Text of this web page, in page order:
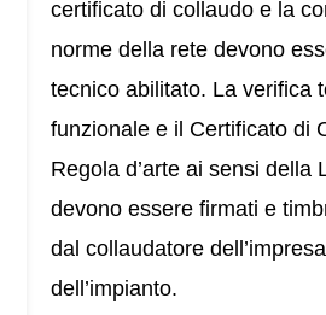
certificato di collaudo e la
norme della rete devono
tecnico abilitato. La verifica
funzionale e il Certificato di
Regola d’arte ai sensi della
devono essere firmati e
dal collaudatore
dell’impianto.